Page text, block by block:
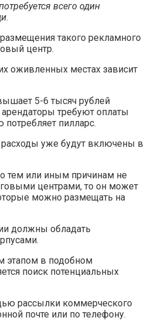
всего один
.
такого рекламного
центр.
оживленных местах зависит
5-6 тысяч рублей
требуют оплаты
потребляет пилларс.
расходы уже будут включены в
тем или иным причинам не
центрами, то он может
можно размещать на
должны обладать
этапом в подобном
поиск потенциальных
рассылки коммерческого
почте или по телефону.